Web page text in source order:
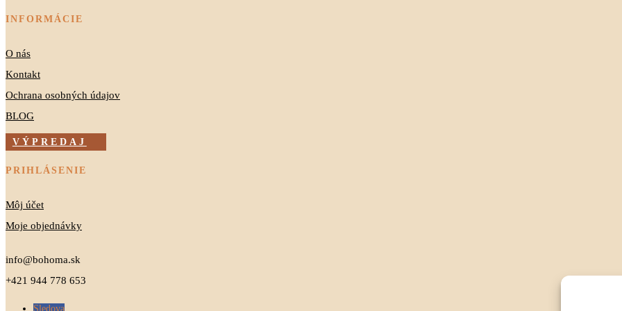
INFORMÁCIE
O nás
Kontakt
Ochrana osobných údajov
BLOG
VÝPREDAJ
PRIHLÁSENIE
Môj účet
Moje objednávky
info@bohoma.sk
+421 944 778 653
Sledova